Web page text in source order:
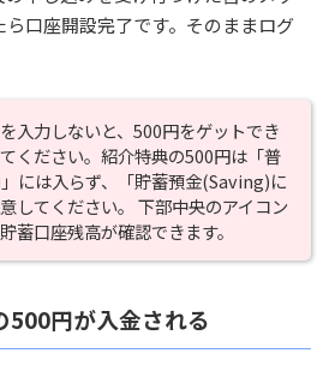
口座開設完了です。そのままログ
入力しないと、500円をゲットでき
ください。紹介特典の500円は「普
には入らず、「貯蓄預金(Saving)に
してください。 下部中央のアイコン
蓄口座残高が確認できます。
500円が入金される